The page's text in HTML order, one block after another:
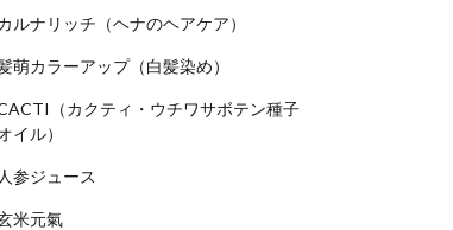
ルナリッチ（ヘナのヘアケア）
萌カラーアップ（白髪染め）
（カクティ・ウチワサボテン種子
イル）
人参ジュース
米元氣